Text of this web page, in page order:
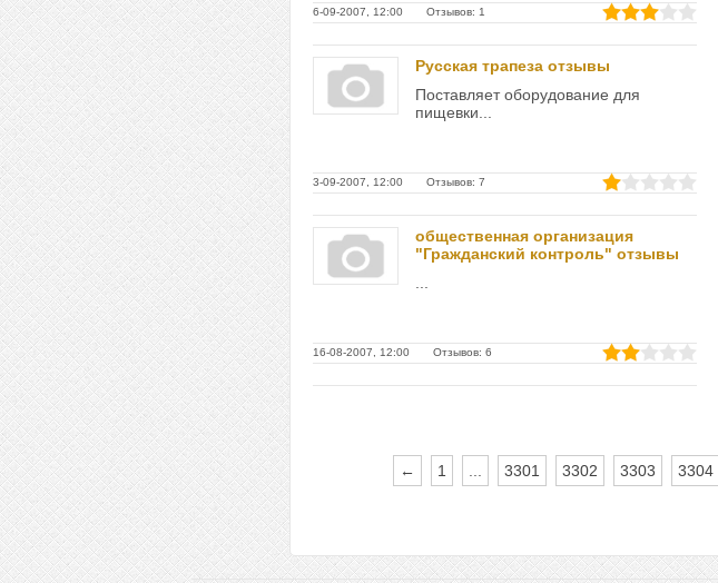
6-09-2007, 12:00 Отзывов: 1
Русская трапеза отзывы
Поставляет оборудование для
пищевки...
3-09-2007, 12:00 Отзывов: 7
общественная организация
"Гражданский контроль" отзывы
16-08-2007, 12:00 Отзывов: 6
← 1 3301 3302 3303 3304